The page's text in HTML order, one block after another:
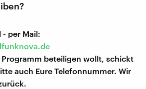
per Mail:
Programm beteiligen wollt, schickt
auch Eure Telefonnummer. Wir